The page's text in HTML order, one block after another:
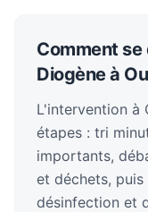
Comment
Diogène à
L'intervention à
étapes : tri
importants,
et déchets,
désinfection et